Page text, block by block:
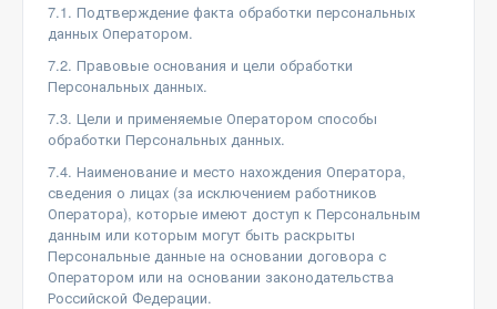
7.1. Подтверждение факта обработки персональных
данных Оператором.
7.2. Правовые основания и цели обработки
Персональных данных.
7.3. Цели и применяемые Оператором способы
обработки Персональных данных.
7.4. Наименование и место нахождения Оператора,
сведения о лицах (за исключением работников
Оператора), которые имеют доступ к Персональным
данным или которым могут быть раскрыты
Персональные данные на основании договора с
Оператором или на основании законодательства
Российской Федерации.